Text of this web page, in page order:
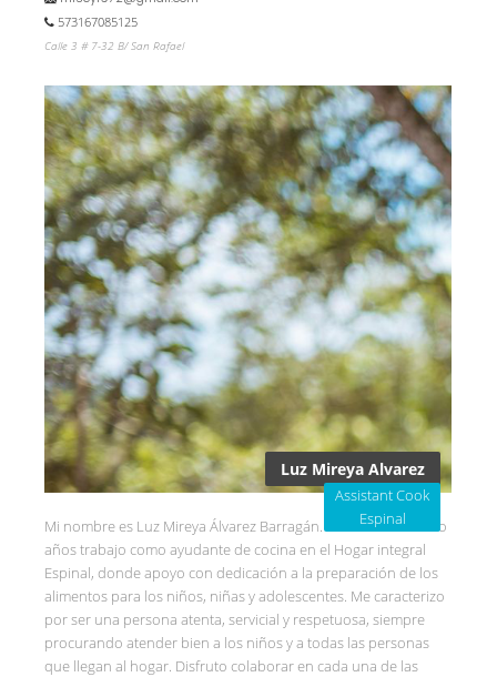
573167085125
Calle 3 # 7-32 B/ San Rafael
Luz Mireya Alvarez
Assistant Cook
Espinal
Mi nombre es Luz Mireya Álvarez Barragán. Desde hace cuatro
años trabajo como ayudante de cocina en el Hogar integral
Espinal, donde apoyo con dedicación a la preparación de los
alimentos para los niños, niñas y adolescentes. Me caracterizo
por ser una persona atenta, servicial y respetuosa, siempre
procurando atender bien a los niños y a todas las personas
que llegan al hogar. Disfruto colaborar en cada una de las